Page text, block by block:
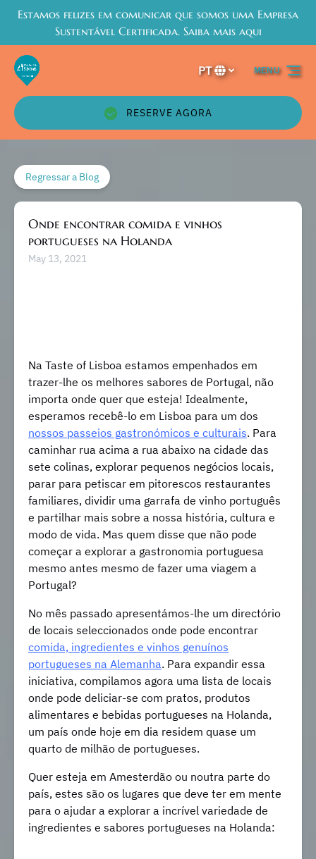
Passar para a navegação primária
Passar para o conteúdo
Passar para o rodapé
Estamos felizes em comunicar que somos uma Empresa
Sustentável Certificada. Saiba mais aqui
Selecione
o
idioma
PT
RESERVE AGORA
MENU
Regressar a Blog
Onde encontrar comida e vinhos
portugueses na Holanda
May 13, 2021
Na Taste of Lisboa estamos empenhados em
trazer-lhe os melhores sabores de Portugal, não
importa onde quer que esteja! Idealmente,
esperamos recebê-lo em Lisboa para um dos
nossos passeios gastronómicos e culturais. Para
caminhar rua acima a rua abaixo na cidade das
sete colinas, explorar pequenos negócios locais,
parar para petiscar em pitorescos restaurantes
familiares, dividir uma garrafa de vinho português
e partilhar mais sobre a nossa história, cultura e
modo de vida. Mas quem disse que não pode
começar a explorar a gastronomia portuguesa
mesmo antes mesmo de fazer uma viagem a
Portugal?
No mês passado apresentámos-lhe um directório
de locais seleccionados onde pode encontrar
comida, ingredientes e vinhos genuínos
portugueses na Alemanha. Para expandir essa
iniciativa, compilamos agora uma lista de locais
onde pode deliciar-se com pratos, produtos
alimentares ​​e bebidas portugueses na Holanda,
um país onde hoje em dia residem quase um
quarto de milhão de portugueses.
Quer esteja em Amesterdão ou noutra parte do
país, estes são os lugares que deve ter em mente
para o ajudar a explorar a incrível variedade de
ingredientes e sabores portugueses na Holanda: